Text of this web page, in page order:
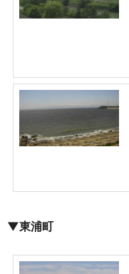
▼東浦町